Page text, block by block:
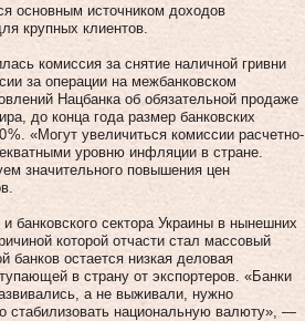
основным источником доходов
крупных клиентов.
комиссия за снятие наличной гривни
за операции на межбанковском
Нацбанка об обязательной продаже
до конца года размер банковских
«Могут увеличиться комиссии расчетно-
уровню инфляции в стране.
значительного повышения цен
банковского сектора Украины в нынешних
которой отчасти стал массовый
банков остается низкая деловая
в страну от экспортеров. «Банки
а не выживали, нужно
стабилизовать национальную валюту», —